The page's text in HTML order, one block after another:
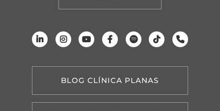
BLOG CLÍNICA PLANAS